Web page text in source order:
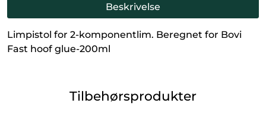
Beskrivelse
Limpistol for 2-komponentlim. Beregnet for Bovi
Fast hoof glue-200ml
Tilbehørsprodukter